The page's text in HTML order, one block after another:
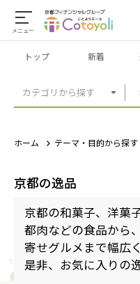
メニュー
カテゴリから探す
トップ 新着
ホーム テーマ・目的から探す
京都の逸品
京都の和菓子、洋菓
都肉などの食品から
寄せグルメまで幅広
是非、お気に入りの